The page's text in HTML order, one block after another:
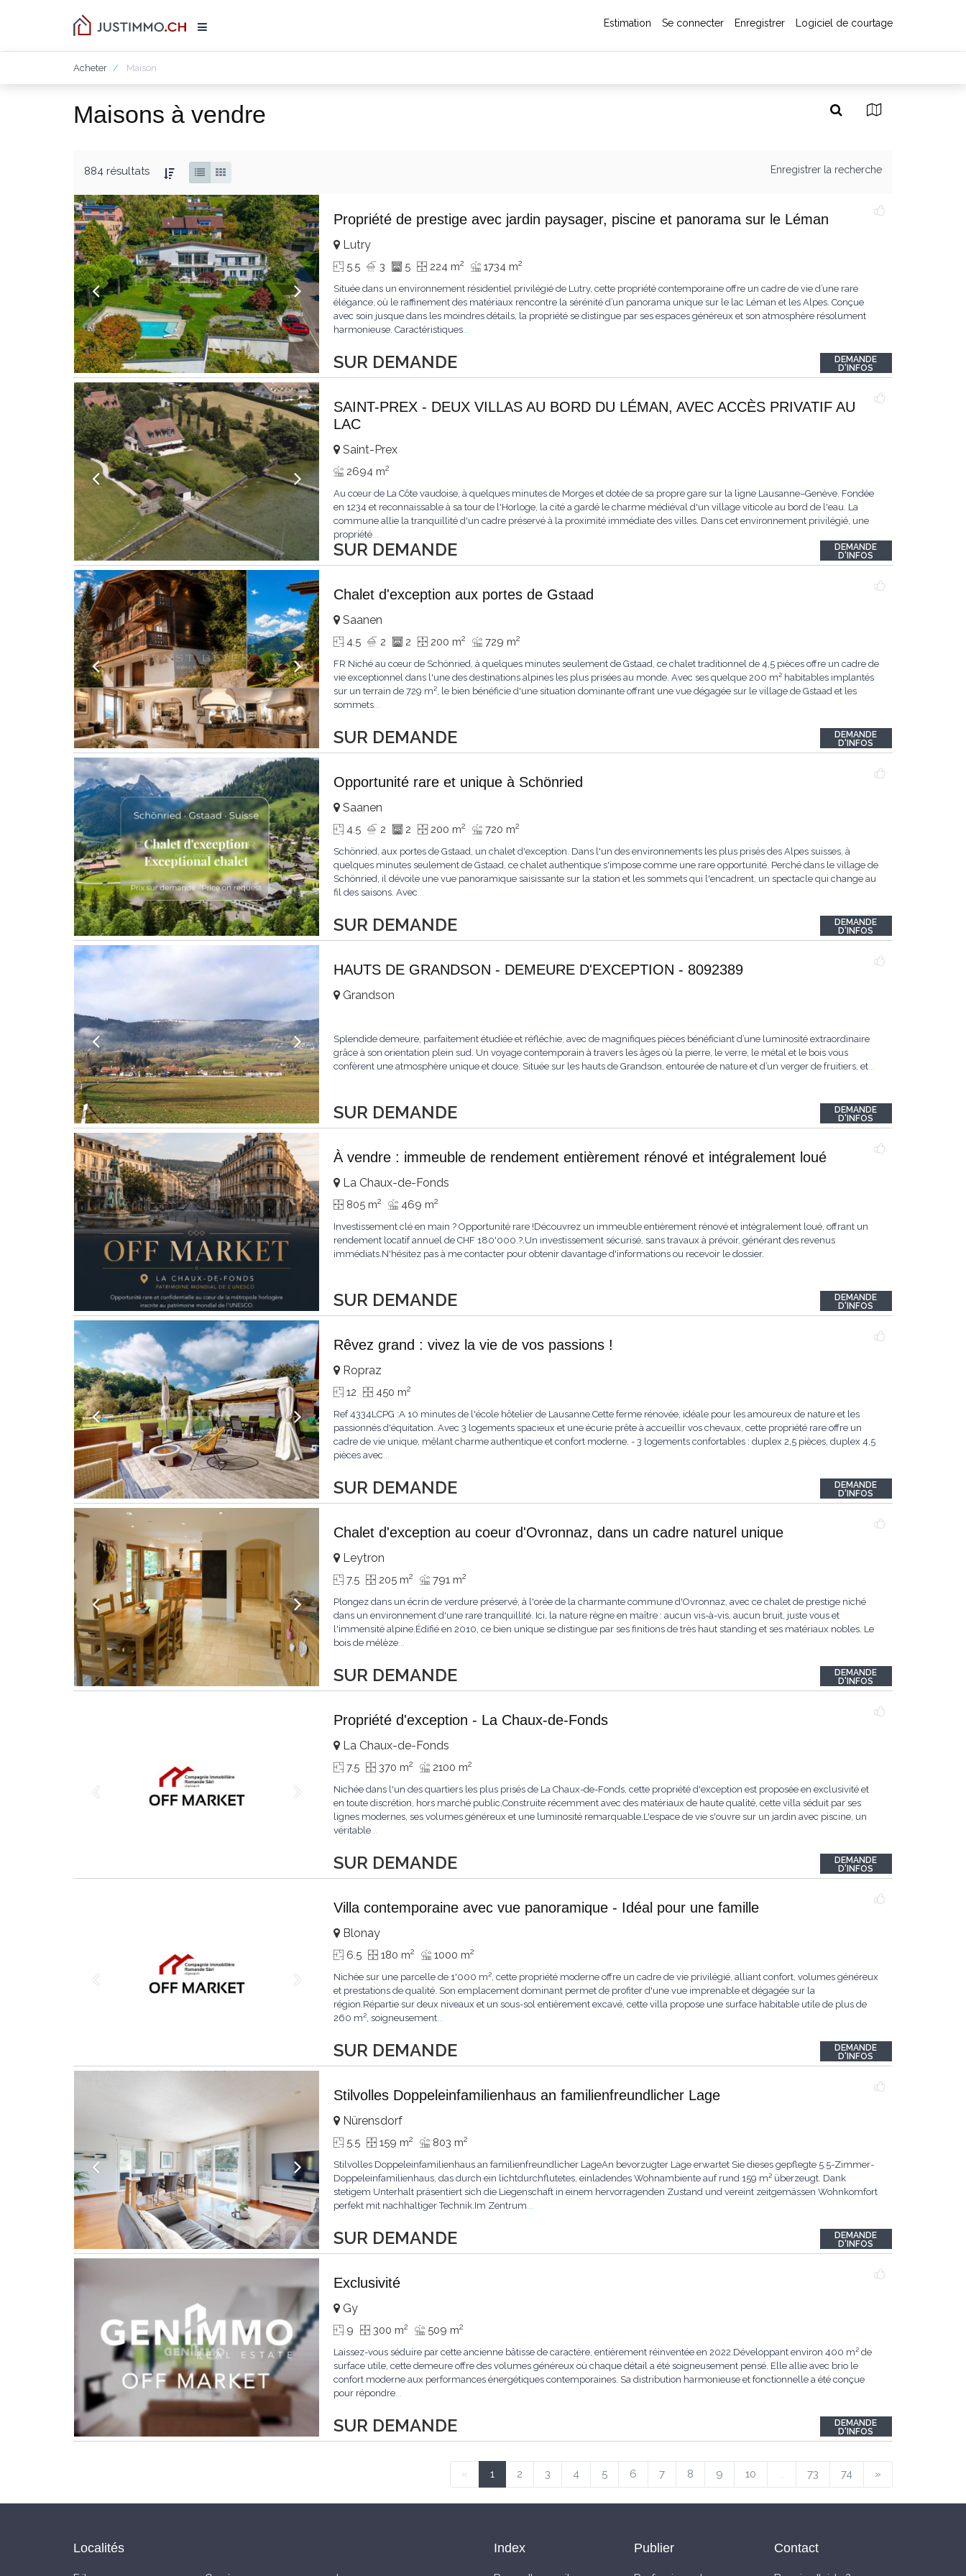
Estimation Se connecter Enregistrer Logiciel de courtage
Acheter Maison
Maisons à vendre
884 résultats Enregistrer la recherche
Propriété de prestige avec jardin paysager, piscine et panorama sur le Léman
SUR DEMANDE
Lutry
5.5 3 5 224 m2 1734 m2
Située dans un environnement résidentiel privilégié de Lutry, cette propriété contemporaine offre un cadre de vie d’une rare
élégance, où le raffinement des matériaux rencontre la sérénité d’un panorama unique sur le lac Léman et les Alpes. Conçue
avec soin jusque dans les moindres détails, la propriété se distingue par ses espaces généreux et son atmosphère résolument
harmonieuse. Caractéristiques...
DEMANDE
D'INFOS
SAINT-PREX - DEUX VILLAS AU BORD DU LÉMAN, AVEC ACCÈS PRIVATIF AU
LAC
SUR DEMANDE
Saint-Prex
2694 m2
Au cœur de La Côte vaudoise, à quelques minutes de Morges et dotée de sa propre gare sur la ligne Lausanne–Genève. Fondée
en 1234 et reconnaissable à sa tour de l'Horloge, la cité a gardé le charme médiéval d'un village viticole au bord de l'eau. La
commune allie la tranquillité d'un cadre préservé à la proximité immédiate des villes. Dans cet environnement privilégié, une
propriété...
DEMANDE
D'INFOS
Chalet d'exception aux portes de Gstaad
SUR DEMANDE
Saanen
4.5 2 2 200 m2 729 m2
FR Niché au cœur de Schönried, à quelques minutes seulement de Gstaad, ce chalet traditionnel de 4,5 pièces offre un cadre de
vie exceptionnel dans l'une des destinations alpines les plus prisées au monde. Avec ses quelque 200 m² habitables implantés
sur un terrain de 729 m², le bien bénéficie d'une situation dominante offrant une vue dégagée sur le village de Gstaad et les
sommets...
DEMANDE
D'INFOS
Opportunité rare et unique à Schönried
SUR DEMANDE
Saanen
4.5 2 2 200 m2 720 m2
Schönried, aux portes de Gstaad, un chalet d'exception. Dans l'un des environnements les plus prisés des Alpes suisses, à
quelques minutes seulement de Gstaad, ce chalet authentique s'impose comme une rare opportunité. Perché dans le village de
Schönried, il dévoile une vue panoramique saisissante sur la station et les sommets qui l'encadrent, un spectacle qui change au
fil des saisons. Avec...
DEMANDE
D'INFOS
HAUTS DE GRANDSON - DEMEURE D'EXCEPTION - 8092389
SUR DEMANDE
Grandson
Splendide demeure, parfaitement étudiée et réfléchie, avec de magnifiques pièces bénéficiant d’une luminosité extraordinaire
grâce à son orientation plein sud. Un voyage contemporain à travers les âges où la pierre, le verre, le métal et le bois vous
confèrent une atmosphère unique et douce. Située sur les hauts de Grandson, entourée de nature et d’un verger de fruitiers, et...
DEMANDE
D'INFOS
À vendre : immeuble de rendement entièrement rénové et intégralement loué
SUR DEMANDE
La Chaux-de-Fonds
805 m2 469 m2
Investissement clé en main ? Opportunité rare !Découvrez un immeuble entièrement rénové et intégralement loué, offrant un
rendement locatif annuel de CHF 180'000.?.Un investissement sécurisé, sans travaux à prévoir, générant des revenus
immédiats.N'hésitez pas à me contacter pour obtenir davantage d'informations ou recevoir le dossier.
DEMANDE
D'INFOS
Rêvez grand : vivez la vie de vos passions !
SUR DEMANDE
Ropraz
12 450 m2
Ref 4334LCPG :A 10 minutes de l'école hôtelier de Lausanne.Cette ferme rénovée, idéale pour les amoureux de nature et les
passionnés d'équitation. Avec 3 logements spacieux et une écurie prête à accueillir vos chevaux, cette propriété rare offre un
cadre de vie unique, mêlant charme authentique et confort moderne. - 3 logements confortables : duplex 2,5 pièces, duplex 4,5
pièces avec...
DEMANDE
D'INFOS
Chalet d'exception au coeur d'Ovronnaz, dans un cadre naturel unique
SUR DEMANDE
Leytron
7.5 205 m2 791 m2
Plongez dans un écrin de verdure préservé, à l'orée de la charmante commune d'Ovronnaz, avec ce chalet de prestige niché
dans un environnement d'une rare tranquillité. Ici, la nature règne en maître : aucun vis-à-vis, aucun bruit, juste vous et
l'immensité alpine.Édifié en 2010, ce bien unique se distingue par ses finitions de très haut standing et ses matériaux nobles. Le
bois de mélèze...
DEMANDE
D'INFOS
Propriété d'exception - La Chaux-de-Fonds
SUR DEMANDE
La Chaux-de-Fonds
7.5 370 m2 2100 m2
Nichée dans l'un des quartiers les plus prisés de La Chaux-de-Fonds, cette propriété d'exception est proposée en exclusivité et
en toute discrétion, hors marché public.Construite récemment avec des matériaux de haute qualité, cette villa séduit par ses
lignes modernes, ses volumes généreux et une luminosité remarquable.L'espace de vie s'ouvre sur un jardin avec piscine, un
véritable...
DEMANDE
D'INFOS
Villa contemporaine avec vue panoramique - Idéal pour une famille
SUR DEMANDE
Blonay
6.5 180 m2 1000 m2
Nichée sur une parcelle de 1'000 m², cette propriété moderne offre un cadre de vie privilégié, alliant confort, volumes généreux
et prestations de qualité. Son emplacement dominant permet de profiter d'une vue imprenable et dégagée sur la
région.Répartie sur deux niveaux et un sous-sol entièrement excavé, cette villa propose une surface habitable utile de plus de
260 m², soigneusement...
DEMANDE
D'INFOS
Stilvolles Doppeleinfamilienhaus an familienfreundlicher Lage
SUR DEMANDE
Nürensdorf
5.5 159 m2 803 m2
Stilvolles Doppeleinfamilienhaus an familienfreundlicher LageAn bevorzugter Lage erwartet Sie dieses gepflegte 5.5-Zimmer-
Doppeleinfamilienhaus, das durch ein lichtdurchflutetes, einladendes Wohnambiente auf rund 159 m² überzeugt. Dank
stetigem Unterhalt präsentiert sich die Liegenschaft in einem hervorragenden Zustand und vereint zeitgemässen Wohnkomfort
perfekt mit nachhaltiger Technik.Im Zentrum...
DEMANDE
D'INFOS
Exclusivité
SUR DEMANDE
Gy
9 300 m2 509 m2
Laissez-vous séduire par cette ancienne bâtisse de caractère, entièrement réinventée en 2022.Développant environ 400 m² de
surface utile, cette demeure offre des volumes généreux où chaque détail a été soigneusement pensé. Elle allie avec brio le
confort moderne aux performances énergétiques contemporaines. Sa distribution harmonieuse et fonctionnelle a été conçue
pour répondre...
DEMANDE
D'INFOS
« 1 2 3 4 5 6 7 8 9 10 ... 73 74 »
Localités Index Publier Contact